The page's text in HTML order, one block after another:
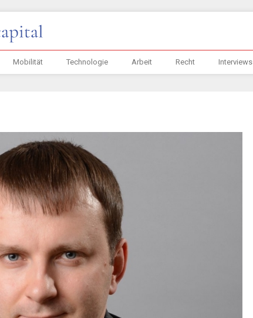
Mobilität Technologie Arbeit Recht Interviews